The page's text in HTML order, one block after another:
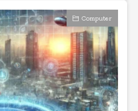
Computer